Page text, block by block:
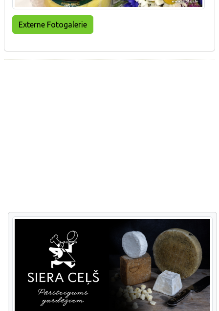
Externe Fotogalerie